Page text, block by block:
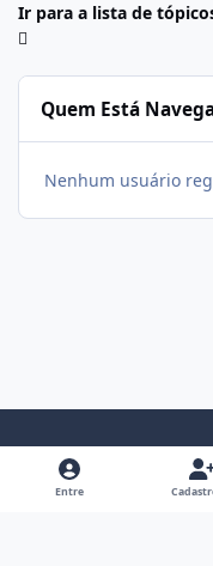
Ir para a lista de
Quem Está
Nenhum usuário
Modo ClaroModo EscuroPreferência do
Entre